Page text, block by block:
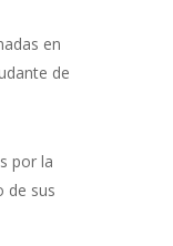
en
de
por la
de sus